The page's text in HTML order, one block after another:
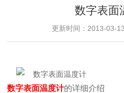
数字表面
更新时间：2013-03-
数字表面温度计的详细介绍